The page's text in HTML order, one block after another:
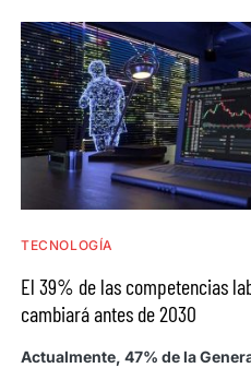
TECNOLOGÍA
El 39% de las competencias
cambiará antes de 2030
Actualmente, 47% de la